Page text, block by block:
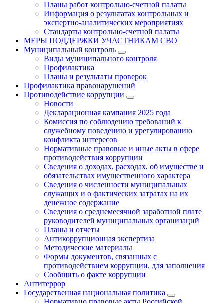
Планы работ контрольно-счетной палаты
Информация о результатах контрольных и
экспертно-аналитических мероприятиях
Стандарты контрольно-счетной палаты
МЕРЫ ПОДДЕРЖКИ УЧАСТНИКАМ СВО
Муниципальный контроль
Виды муниципального контроля
Профилактика
Планы и результаты проверок
Профилактика правонарушений
Противодействие коррупции
Новости
Декларационная кампания 2025 года
Комиссия по соблюдению требований к
служебному поведению и урегулированию
конфликта интересов
Нормативные правовые и иные акты в сфере
противодействия коррупции
Сведения о доходах, расходах, об имуществе и
обязательствах имущественного характера
Сведения о численности муниципальных
служащих и о фактических затратах на их
денежное содержание
Сведения о среднемесячной заработной плате
руководителей муниципальных организаций
Планы и отчеты
Антикоррупционная экспертиза
Методические материалы
Формы документов, связанных с
противодействием коррупции, для заполнения
Сообщить о факте коррупции
Антитеррор
Государственная национальная политика